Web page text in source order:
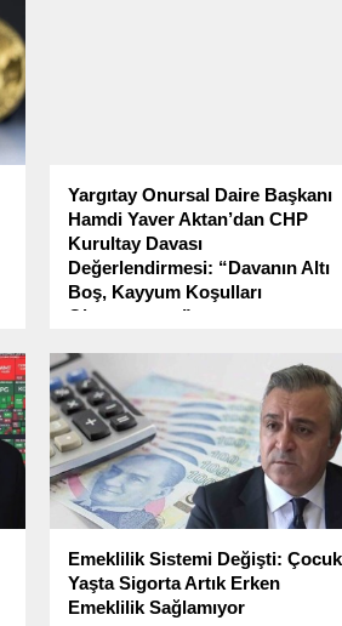
Yargıtay Onursal Daire Başkanı
Hamdi Yaver Aktan’dan CHP
Kurultay Davası
Değerlendirmesi: “Davanın Altı
Boş, Kayyum Koşulları
Oluşmamıştır”
yer alan CHP’nin kurultay davasıyla
ilgili Yargıtay Onursal Daire Başkanı
Hamdi Yaver Aktan’dan dikkat
çekici açıklamalar geldi. Aktan,
davanın hukuki dayanağının zayıf
olduğunu belirterek, kayyum
atanmasının koşullarının
kurultayın geçersiz sayılması
kararının verilmesinin mümkün
olmadığını söyledi. Aktan, “CHP
Emeklilik Sistemi Değişti: Çocuk
Yaşta Sigorta Artık Erken
Emeklilik Sağlamıyor